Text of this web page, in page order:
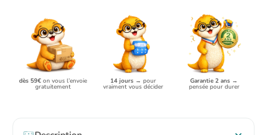
dès 59€ on vous l’envoie
gratuitement
14 jours → pour
vraiment vous décider
Garantie 2 ans →
pensée pour durer